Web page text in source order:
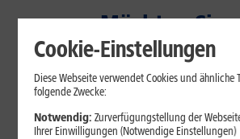
Möchten Sie
Vertragsbeginn
dauerhaft?
30 Tage testen – zufrieden oder
Cookie-Einstellungen
Diese Webseite verwendet Cookies und ähnliche
folgende Zwecke:
Notwendig: Zurverfügungstellung der
Ihrer Einwilligungen (Notwendige Einstellungen)